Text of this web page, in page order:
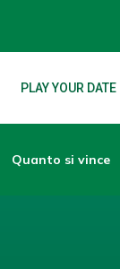
PLAY YOUR DATE
Quanto si vince